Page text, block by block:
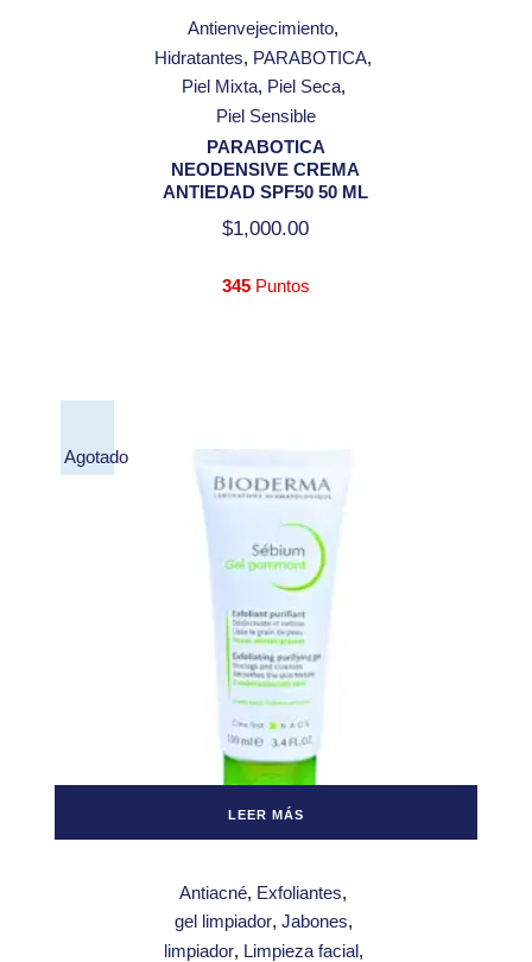
Antienvejecimiento
Hidratantes PARABOTICA
Piel Mixta Piel Seca
Piel Sensible
PARABOTICA
NEODENSIVE CREMA
ANTIEDAD SPF50 50 ML
$1,000.00
345Puntos
Agotado
LEER MÁS
Antiacné Exfoliantes
gel limpiador Jabones
limpiador Limpieza facial